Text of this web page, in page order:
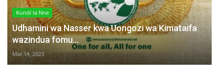
Kundi la Nne
Udhamini wa Nasser kwa Uongozi wa Kimataifa
wazindua fomu...
Mar 14, 2023